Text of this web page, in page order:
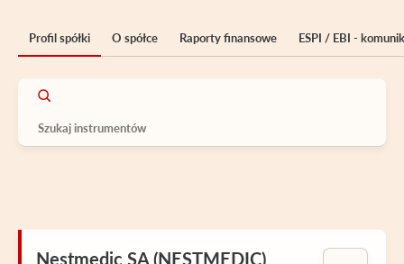
Profil spółki O spółce Raporty finansowe ESPI / EBI -
Nestmedic SA (NESTMEDIC)